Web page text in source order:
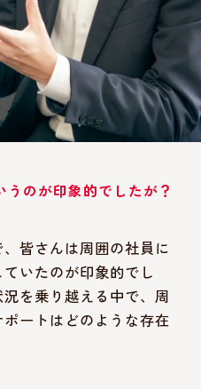
のが印象的でしたが？
皆さんは周囲の社員に
いたのが印象的でし
を乗り越える中で、周
ートはどのような存在